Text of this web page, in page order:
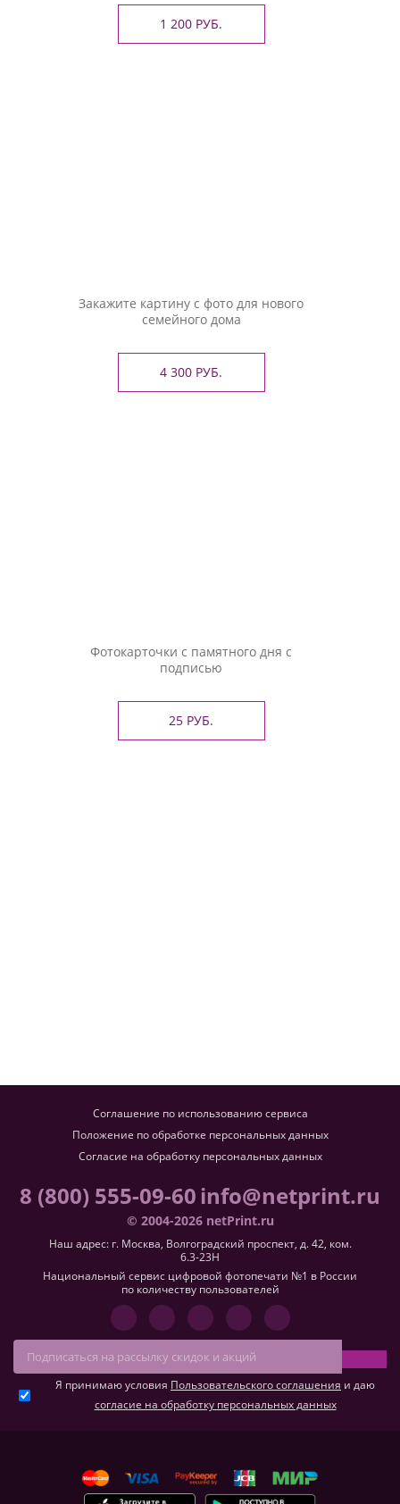
1 200 РУБ.
Закажите картину с фото для нового
семейного дома
4 300 РУБ.
Фотокарточки с памятного дня с
подписью
25 РУБ.
Соглашение по использованию сервиса
Положение по обработке персональных данных
Согласие на обработку персональных данных
8 (800) 555-09-60info@netprint.ru
© 2004-2026 netPrint.ru
Наш адрес: г. Москва, Волгоградский проспект, д. 42, ком.
6.3-23H
Национальный сервис цифровой фотопечати №1 в России
по количеству пользователей
Я принимаю условия Пользовательского соглашения и даю
согласие на обработку персональных данных